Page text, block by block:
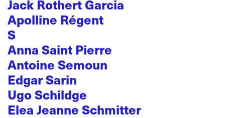
Jack Rothert Garcia
Apolline Régent
S
Anna Saint Pierre
Antoine Semoun
Edgar Sarin
Ugo Schildge
Elea Jeanne Schmitter